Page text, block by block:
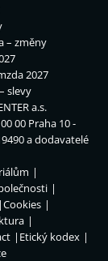
– změny
2027
slevy
a.s.
00 Praha 10 -
a dodavatelé
Cookies
Etický kodex